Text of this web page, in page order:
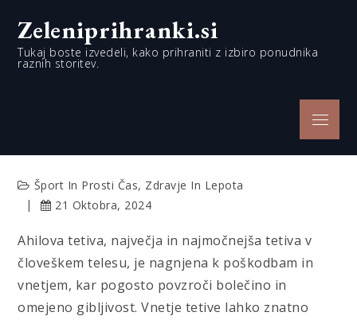
content
Zeleniprihranki.si
Tukaj boste izvedeli, kako prihraniti z izbiro ponudnika
raznih storitev.
Menu
Šport In Prosti Čas, Zdravje In Lepota
21 Oktobra, 2024
Ahilova tetiva, največja in najmočnejša tetiva v
človeškem telesu, je nagnjena k poškodbam in
vnetjem, kar pogosto povzroči bolečino in
omejeno gibljivost. Vnetje tetive lahko znatno